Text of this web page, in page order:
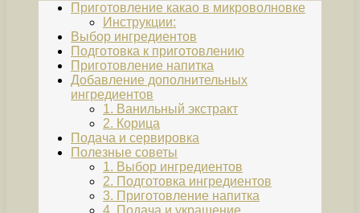
Приготовление какао в микроволновке
Инструкции:
Выбор ингредиентов
Подготовка к приготовлению
Приготовление напитка
Добавление дополнительных
ингредиентов
1. Ванильный экстракт
2. Корица
Подача и сервировка
Полезные советы
1. Выбор ингредиентов
2. Подготовка ингредиентов
3. Приготовление напитка